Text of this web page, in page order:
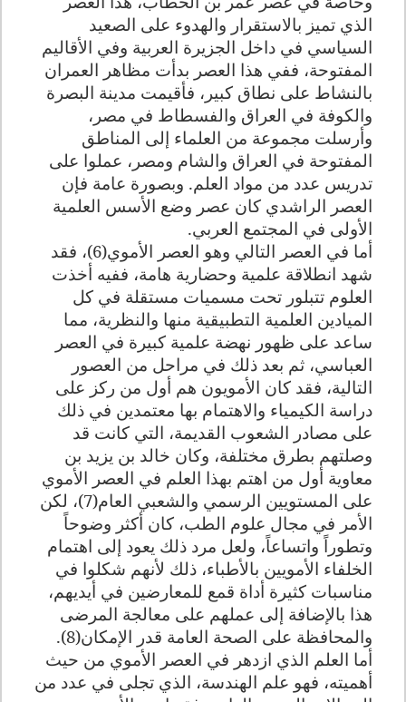
الذي تميز بالاستقرار والهدوء على الصعيد
السياسي في داخل الجزيرة العربية وفي الأقاليم
المفتوحة، ففي هذا العصر بدأت مظاهر العمران
بالنشاط على نطاق كبير، فأقيمت مدينة البصرة
والكوفة في العراق والفسطاط في مصر،
وأرسلت مجموعة من العلماء إلى المناطق
المفتوحة في العراق والشام ومصر، عملوا على
تدريس عدد من مواد العلم. وبصورة عامة فإن
العصر الراشدي كان عصر وضع الأسس العلمية
الأولى في المجتمع العربي.
أما في العصر التالي وهو العصر الأموي(6)، فقد
شهد انطلاقة علمية وحضارية هامة، ففيه أخذت
العلوم تتبلور تحت مسميات مستقلة في كل
الميادين العلمية التطبيقية منها والنظرية، مما
ساعد على ظهور نهضة علمية كبيرة في العصر
العباسي، ثم بعد ذلك في مراحل من العصور
التالية، فقد كان الأمويون هم أول من ركز على
دراسة الكيمياء والاهتمام بها معتمدين في ذلك
على مصادر الشعوب القديمة، التي كانت قد
وصلتهم بطرق مختلفة، وكان خالد بن يزيد بن
معاوية أول من اهتم بهذا العلم في العصر الأموي
على المستويين الرسمي والشعبي العام(7)، لكن
الأمر في مجال علوم الطب، كان أكثر وضوحاً
وتطوراً واتساعاً، ولعل مرد ذلك يعود إلى اهتمام
الخلفاء الأمويين بالأطباء، ذلك لأنهم شكلوا في
مناسبات كثيرة أداة قمع للمعارضين في أيديهم،
هذا بالإضافة إلى عملهم على معالجة المرضى
والمحافظة على الصحة العامة قدر الإمكان(8).
أما العلم الذي ازدهر في العصر الأموي من حيث
أهميته، فهو علم الهندسة، الذي تجلى في عدد من